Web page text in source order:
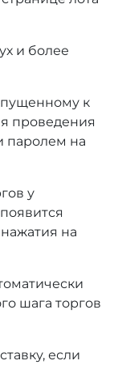
и более
к
проведения
паролем на
у
на
шага торгов
если